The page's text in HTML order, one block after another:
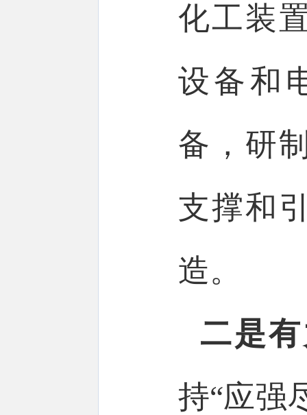
化工装
设备和
备，研
支撑和
造。
二是
持“应强